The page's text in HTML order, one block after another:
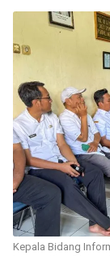
Kepala Bidang